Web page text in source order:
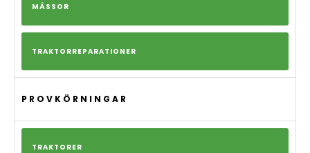
MÄSSOR
TRAKTORREPARATIONER
PROVKÖRNINGAR
TRAKTORER